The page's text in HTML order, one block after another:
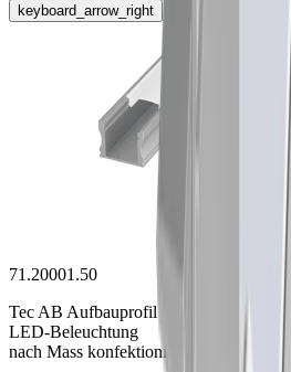
keyboard_arrow_right
71.20001.50
Tec AB Aufbauprofil
LED-Beleuchtung
nach Mass konfektioniert